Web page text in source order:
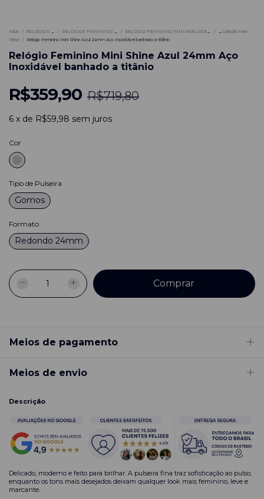
Início / RELÓGIOS → / RELÓGIOS FEMININO → / RELÓGIO FEMININO MINIMALISTA→ /
→Coleção Mini
Shine / Relógio Feminino Mini Shine Azul 24mm Aço Inoxidável banhado a titânio
Relógio Feminino Mini Shine Azul 24mm Aço
Inoxidável banhado a titânio
R$359,90 R$719,80
6 x de R$59,98 sem juros
Cor
Tipo de Pulseira
Gomos
Formato
Redondo 24mm
Meios de pagamento
Meios de envio
Descrição
Delicado, moderno e feito para brilhar. A pulseira fina traz sofisticação ao pulso,
enquanto os tons mais desejados deixam qualquer look mais feminino, leve e
marcante.